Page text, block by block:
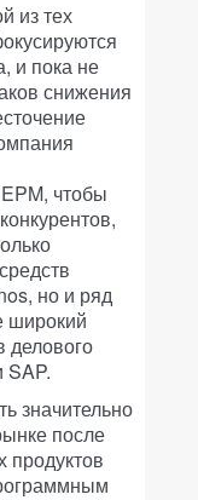
из тех
и пока не
снижения
чтобы
но и ряд
широкий
делового
SAP.
значительно
после
продуктов